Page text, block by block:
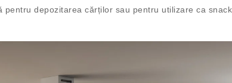
depozitarea cărților sau pentru utilizare ca